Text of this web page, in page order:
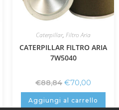
Caterpillar, Filtro Aria
CATERPILLAR FILTRO ARIA
7W5040
€88,84 €70,00
Aggiungi al carrello